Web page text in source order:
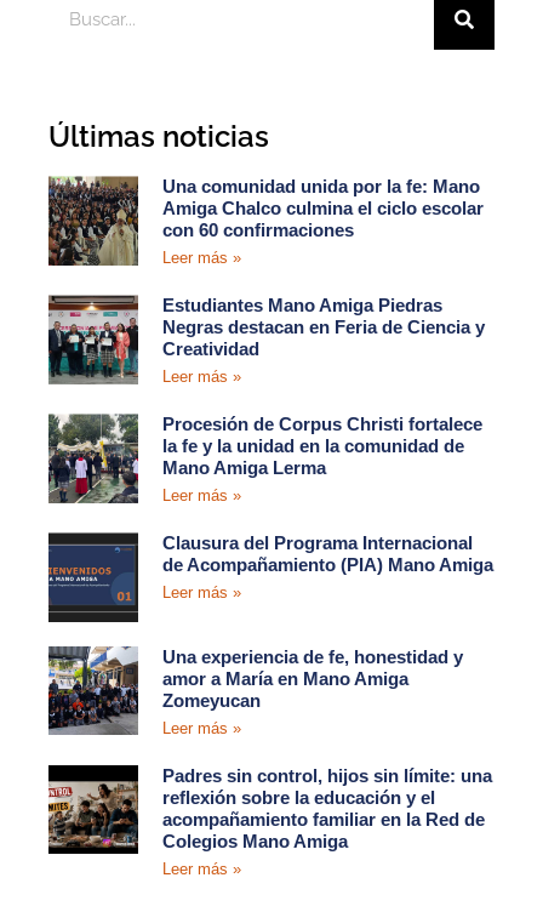
Últimas noticias
Una comunidad unida por la fe: Mano
Amiga Chalco culmina el ciclo escolar
con 60 confirmaciones
Leer más »
Estudiantes Mano Amiga Piedras
Negras destacan en Feria de Ciencia y
Creatividad
Leer más »
Procesión de Corpus Christi fortalece
la fe y la unidad en la comunidad de
Mano Amiga Lerma
Leer más »
Clausura del Programa Internacional
de Acompañamiento (PIA) Mano Amiga
Leer más »
Una experiencia de fe, honestidad y
amor a María en Mano Amiga
Zomeyucan
Leer más »
Padres sin control, hijos sin límite: una
reflexión sobre la educación y el
acompañamiento familiar en la Red de
Colegios Mano Amiga
Leer más »